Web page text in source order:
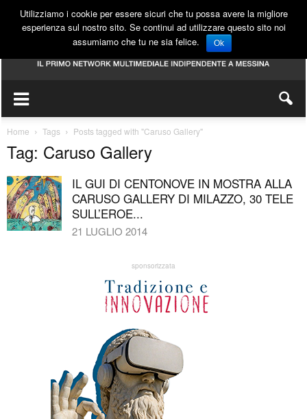
Home Tags Posts tagged with "Caruso Gallery"
Tag: Caruso Gallery
IL GUI DI CENTONOVE IN MOSTRA ALLA
CARUSO GALLERY DI MILAZZO, 30 TELE
SULL’EROE...
21 LUGLIO 2014
sponsorizzata
Utilizziamo i cookie per essere sicuri che tu possa avere la migliore
esperienza sul nostro sito. Se continui ad utilizzare questo sito noi
assumiamo che tu ne sia felice.
Ok